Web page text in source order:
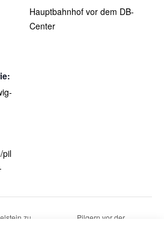
pil
Hauptbahnhof vor dem DB-
Center
zu Pilgern vor der